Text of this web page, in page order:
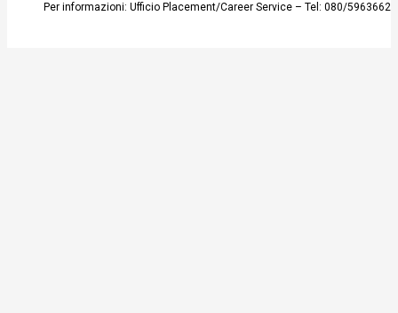
Per informazioni: Ufficio Placement/Career Service – Tel: 080/5963662